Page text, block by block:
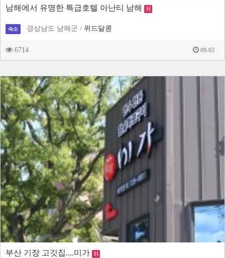
남해에서 유명한 특급호텔 아난티 남해 H
숙소 경상남도 남해군 / 위드달콩
6714 09-03
부산 기장 고깃집....미가 H